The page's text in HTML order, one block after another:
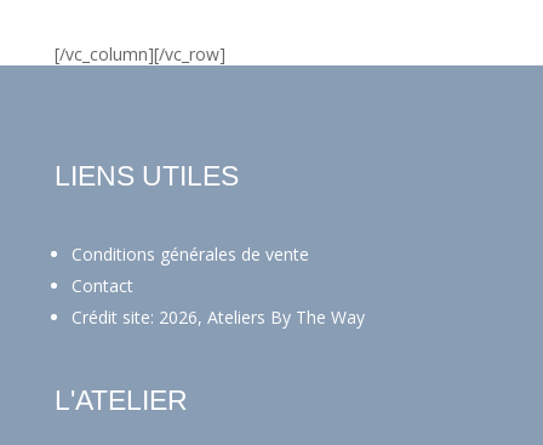
[/vc_column][/vc_row]
LIENS UTILES
Conditions générales de vente
Contact
Crédit site: 2026, Ateliers By The Way
L'ATELIER